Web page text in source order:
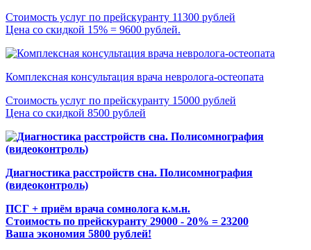
Стоимость услуг по прейскуранту 11300 рублей
Цена со скидкой 15% = 9600 рублей.
Комплексная консультация врача невролога-остеопата
Стоимость услуг по прейскуранту 15000 рублей
Цена со скидкой 8500 рублей
Диагностика расстройств сна. Полисомнография
(видеоконтроль)
ПСГ + приём врача сомнолога к.м.н.
Стоимость по прейскуранту 29000 - 20% = 23200
Ваша экономия 5800 рублей!